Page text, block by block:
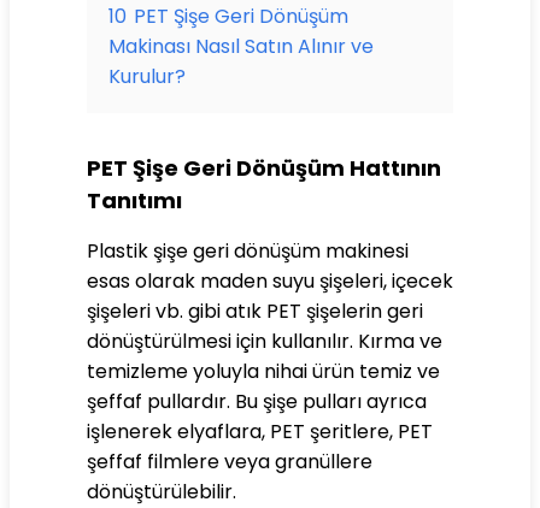
10 PET Şişe Geri Dönüşüm
Makinası Nasıl Satın Alınır ve
Kurulur?
PET Şişe Geri Dönüşüm Hattının
Tanıtımı
Plastik şişe geri dönüşüm makinesi
esas olarak maden suyu şişeleri, içecek
şişeleri vb. gibi atık PET şişelerin geri
dönüştürülmesi için kullanılır. Kırma ve
temizleme yoluyla nihai ürün temiz ve
şeffaf pullardır. Bu şişe pulları ayrıca
işlenerek elyaflara, PET şeritlere, PET
şeffaf filmlere veya granüllere
dönüştürülebilir.